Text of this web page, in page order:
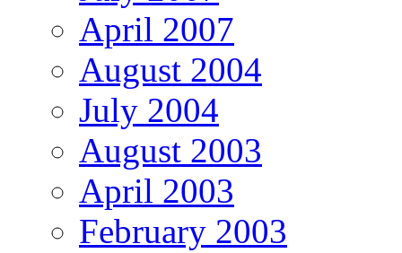
April 2007
August 2004
July 2004
August 2003
April 2003
February 2003